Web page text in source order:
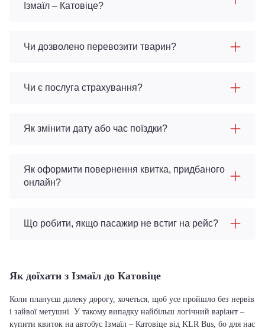
Ізмаїл – Катовіце?
Чи дозволено перевозити тварин?
Чи є послуга страхування?
Як змінити дату або час поїздки?
Як оформити повернення квитка, придбаного
онлайн?
Що робити, якщо пасажир не встиг на рейс?
Як доїхати з Ізмаїл до Катовіце
Коли плануєш далеку дорогу, хочеться, щоб усе пройшло без нервів
і зайвої метушні. У такому випадку найбільш логічний варіант –
купити квиток на автобус Ізмаїл – Катовіце від KLR Bus, бо для нас